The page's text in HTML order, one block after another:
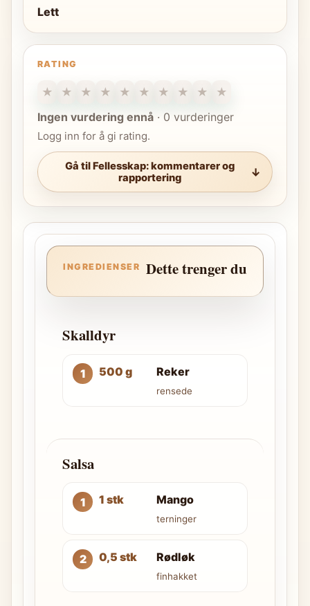
Lett
RATING
★ ★ ★ ★ ★ ★ ★ ★ ★
★
Ingen vurdering ennå · 0 vurderinger
Logg inn for å gi rating.
Gå til Fellesskap: kommentarer og
rapportering
INGREDIENSER Dette trenger du
Skalldyr
500 g Reker
rensede
Salsa
1 stk Mango
terninger
0,5 stk Rødløk
finhakket